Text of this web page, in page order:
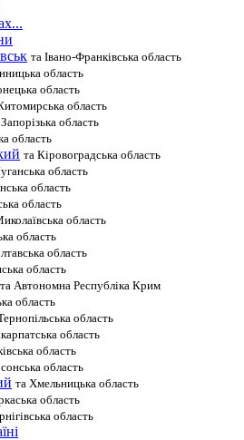
та Івано-Франківська область
область
область
область
область
область
та Кіровоградська область
область
область
область
область
область
область
область
та Автономна Республіка Крим
область
область
область
область
область
та Хмельницька область
область
область